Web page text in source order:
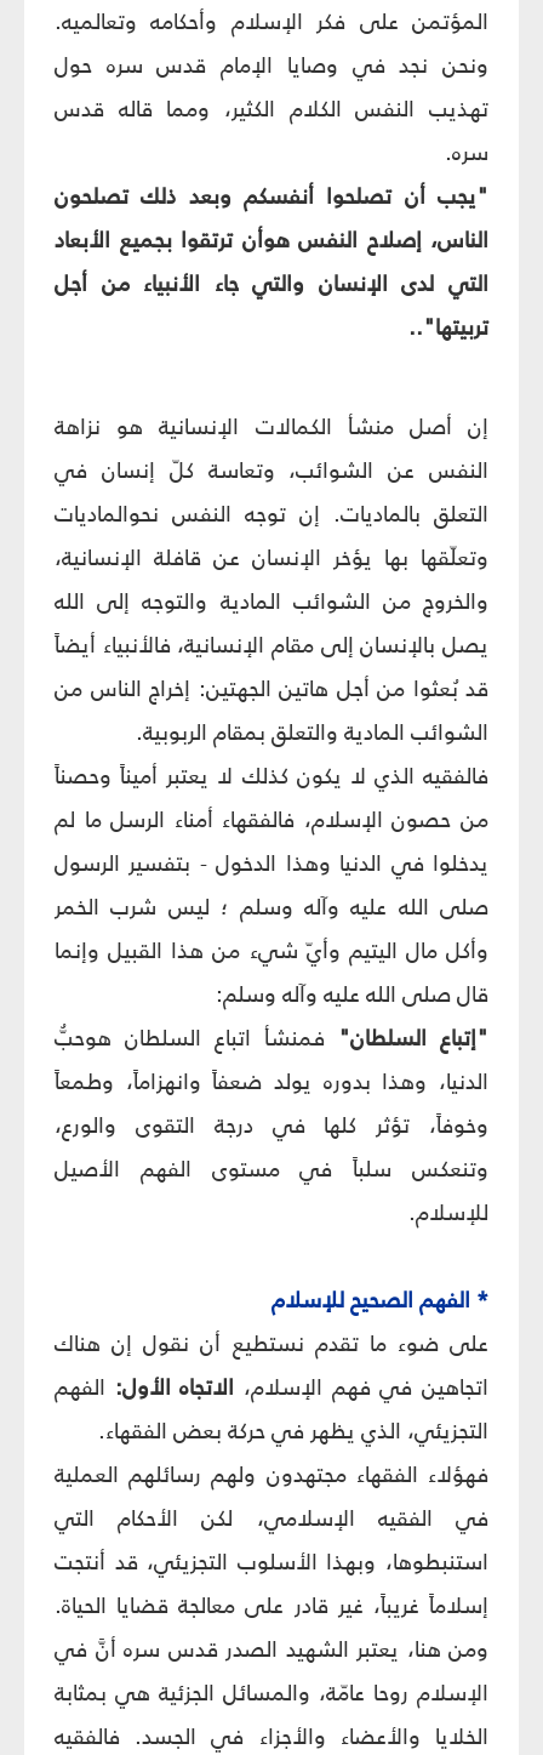
المؤتمن على فكر الإسلام وأحكامه وتعالميه.
ونحن نجد في وصايا الإمام قدس سره حول
تهذيب النفس الكلام الكثير، ومما قاله قدس
سره.
"يجب أن تصلحوا أنفسكم وبعد ذلك تصلحون
الناس، إصلاح النفس هوأن ترتقوا بجميع الأبعاد
التي لدى الإنسان والتي جاء الأنبياء من أجل
تربيتها"..
إن أصل منشأ الكمالات الإنسانية هو نزاهة
النفس عن الشوائب، وتعاسة كلّ إنسان في
التعلق بالماديات. إن توجه النفس نحوالماديات
وتعلّقها بها يؤخر الإنسان عن قافلة الإنسانية،
والخروج من الشوائب المادية والتوجه إلى الله
يصل بالإنسان إلى مقام الإنسانية، فالأنبياء أيضاً
قد بُعثوا من أجل هاتين الجهتين: إخراج الناس من
الشوائب المادية والتعلق بمقام الربوبية.
فالفقيه الذي لا يكون كذلك لا يعتبر أميناً وحصناً
من حصون الإسلام، فالفقهاء أمناء الرسل ما لم
يدخلوا في الدنيا وهذا الدخول - بتفسير الرسول
صلى الله عليه وآله وسلم ؛ ليس شرب الخمر
وأكل مال اليتيم وأيّ شيء من هذا القبيل وإنما
قال صلى الله عليه وآله وسلم:
"إتباع السلطان" فمنشأ اتباع السلطان هوحبُّ
الدنيا، وهذا بدوره يولد ضعفاً وانهزاماً، وطمعاً
وخوفاً، تؤثر كلها في درجة التقوى والورع،
وتنعكس سلباً في مستوى الفهم الأصيل
للإسلام.
* الفهم الصحيح للإسلام
على ضوء ما تقدم نستطيع أن نقول إن هناك
اتجاهين في فهم الإسلام، الاتجاه الأول: الفهم
التجزيئي، الذي يظهر في حركة بعض الفقهاء.
فهؤلاء الفقهاء مجتهدون ولهم رسائلهم العملية
في الفقيه الإسلامي، لكن الأحكام التي
استنبطوها، وبهذا الأسلوب التجزيئي، قد أنتجت
إسلاماً غريباً، غير قادر على معالجة قضايا الحياة.
ومن هنا، يعتبر الشهيد الصدر قدس سره أنَّ في
الإسلام روحا عامّة، والمسائل الجزئية هي بمثابة
الخلايا والأعضاء والأجزاء في الجسد. فالفقيه